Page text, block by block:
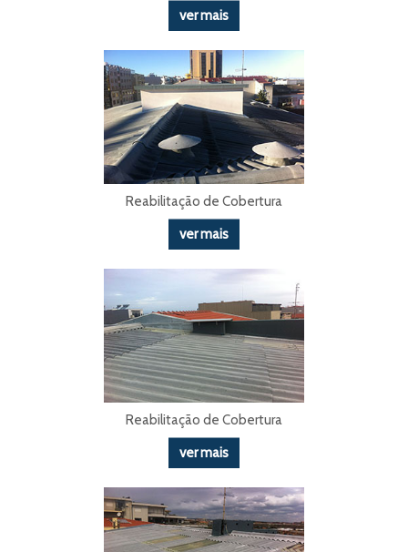
ver mais
Reabilitação de Cobertura
ver mais
Reabilitação de Cobertura
ver mais